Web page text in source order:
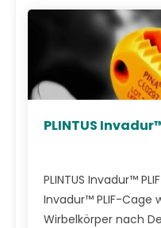
PLINTUS
PLINTUS Invadur™
Invadur™ PLIF-Cage
Wirbelkörper nach